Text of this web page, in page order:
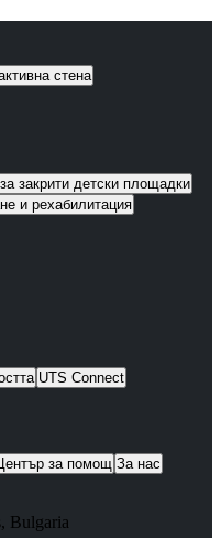
стена
закрити детски площадки
и рехабилитация
UTS Connect
за помощ За нас
, Bulgaria